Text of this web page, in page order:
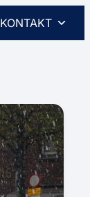
KONTAKT